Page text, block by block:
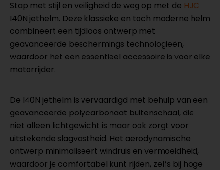
Stap met stijl en veiligheid de weg op met de HJC
I40N jethelm. Deze klassieke en toch moderne helm
combineert een tijdloos ontwerp met
geavanceerde beschermings technologieën,
waardoor het een essentieel accessoire is voor elke
motorrijder.
De I40N jethelm is vervaardigd met behulp van een
geavanceerde polycarbonaat buitenschaal, die
niet alleen lichtgewicht is maar ook zorgt voor
uitstekende slagvastheid. Het aerodynamische
ontwerp minimaliseert windruis en vermoeidheid,
waardoor je comfortabel kunt rijden, zelfs bij hoge